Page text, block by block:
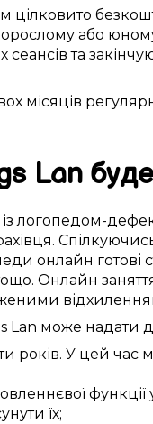
цілковито
або
сеансів та
місяців
Lan
логопедом-
.
онлайн готові
Онлайн
Lan може надати
років. У цей час
функції
їх;